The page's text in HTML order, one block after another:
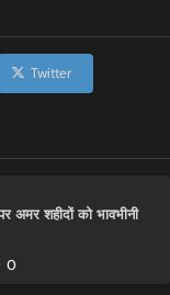
Twitter
अमर शहीदों को भावभीनी
0